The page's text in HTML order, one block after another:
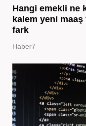
Hangi emekli ne
kalem yeni
fark
Haber7